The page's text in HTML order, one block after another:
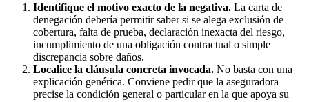
Identifique el motivo exacto de la negativa. La carta de
denegación debería permitir saber si se alega exclusión de
cobertura, falta de prueba, declaración inexacta del riesgo,
incumplimiento de una obligación contractual o simple
discrepancia sobre daños.
Localice la cláusula concreta invocada. No basta con una
explicación genérica. Conviene pedir que la aseguradora
precise la condición general o particular en la que apoya su